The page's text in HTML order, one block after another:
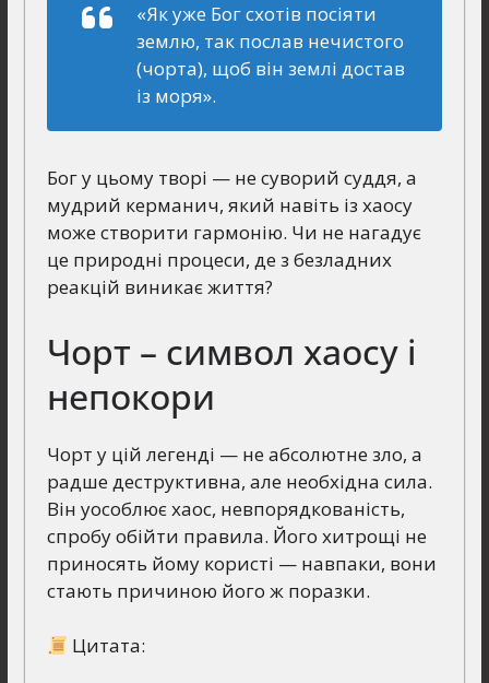
«Як уже Бог схотів посіяти
землю, так послав нечистого
(чорта), щоб він землі достав
із моря».
Бог у цьому творі — не суворий суддя, а
мудрий керманич, який навіть із хаосу
може створити гармонію. Чи не нагадує
це природні процеси, де з безладних
реакцій виникає життя?
Чорт – символ хаосу і
непокори
Чорт у цій легенді — не абсолютне зло, а
радше деструктивна, але необхідна сила.
Він уособлює хаос, невпорядкованість,
спробу обійти правила. Його хитрощі не
приносять йому користі — навпаки, вони
стають причиною його ж поразки.
Цитата: